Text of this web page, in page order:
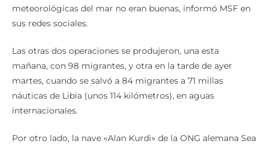
meteorológicas del mar no eran buenas, informó MSF en
sus redes sociales.
Las otras dos operaciones se produjeron, una esta
mañana, con 98 migrantes, y otra en la tarde de ayer
martes, cuando se salvó a 84 migrantes a 71 millas
náuticas de Libia (unos 114 kilómetros), en aguas
internacionales.
Por otro lado, la nave «Alan Kurdi» de la ONG alemana Sea